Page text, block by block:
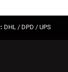
DHL / DPD / UPS